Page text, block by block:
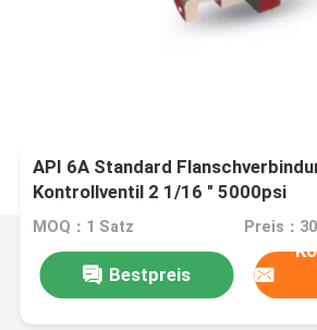
API 6A Standard
Kontrollventil 2 1/16 " 5000psi
MOQ：1 Satz Preis：
Bestpreis